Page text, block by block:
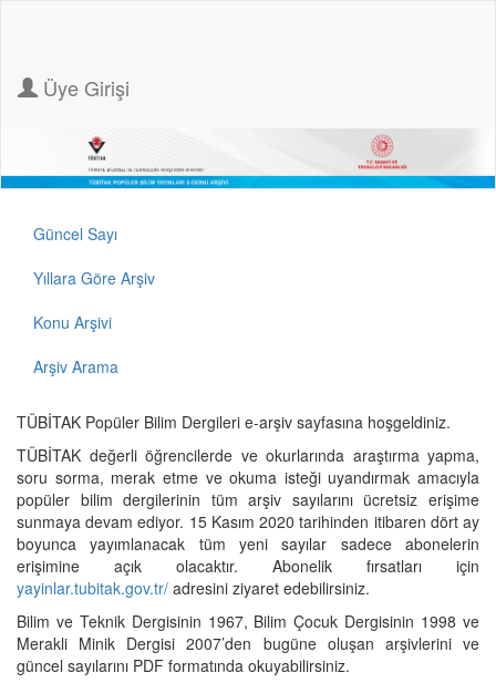
Üye Girişi
Güncel Sayı
Yıllara Göre Arşiv
Konu Arşivi
Arşiv Arama
TÜBİTAK Popüler Bilim Dergileri e-arşiv sayfasına hoşgeldiniz.
TÜBİTAK değerli öğrencilerde ve okurlarında araştırma yapma,
soru sorma, merak etme ve okuma isteği uyandırmak amacıyla
popüler bilim dergilerinin tüm arşiv sayılarını ücretsiz erişime
sunmaya devam ediyor. 15 Kasım 2020 tarihinden itibaren dört ay
boyunca yayımlanacak tüm yeni sayılar sadece abonelerin
erişimine açık olacaktır. Abonelik fırsatları için
yayinlar.tubitak.gov.tr/ adresini ziyaret edebilirsiniz.
Bilim ve Teknik Dergisinin 1967, Bilim Çocuk Dergisinin 1998 ve
Merakli Minik Dergisi 2007’den bugüne oluşan arşivlerini ve
güncel sayılarını PDF formatında okuyabilirsiniz.